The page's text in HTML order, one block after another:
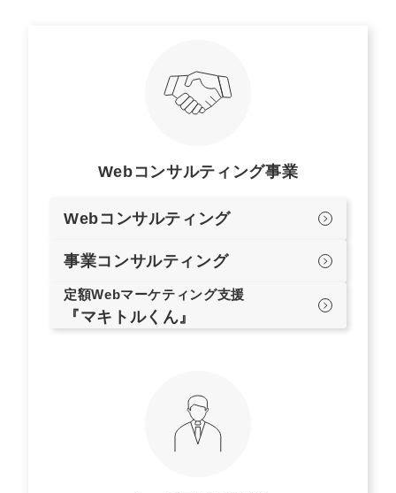
Webコンサルティング事業
Webコンサルティング
事業コンサルティング
定額Webマーケティング支援
『マキトルくん』